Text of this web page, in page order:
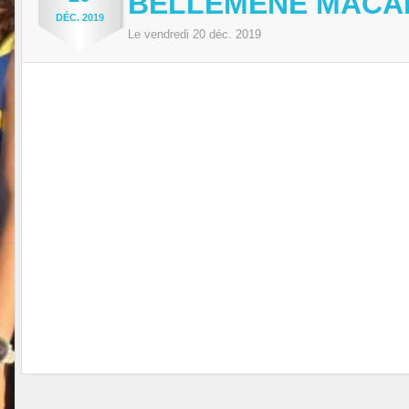
DÉC. 2019
Le vendredi 20 déc. 2019